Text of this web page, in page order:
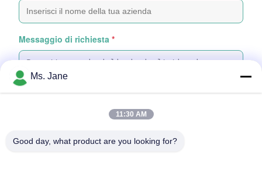
Messaggio di richiesta *
Attachare file
Ms. Jane
11:30 AM
Good day, what product are you looking for?